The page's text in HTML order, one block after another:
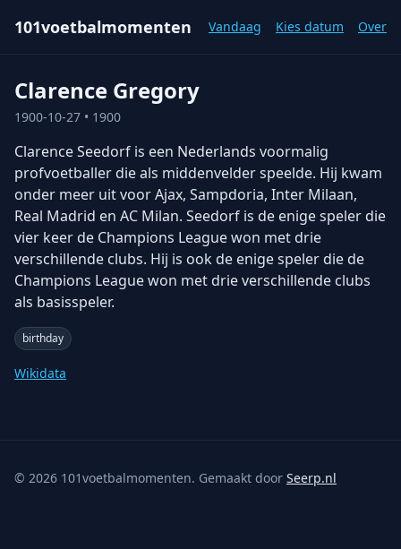
101voetbalmomenten Vandaag Kies datum Over
Clarence Gregory
1900-10-27 • 1900
Clarence Seedorf is een Nederlands voormalig
profvoetballer die als middenvelder speelde. Hij kwam
onder meer uit voor Ajax, Sampdoria, Inter Milaan,
Real Madrid en AC Milan. Seedorf is de enige speler die
vier keer de Champions League won met drie
verschillende clubs. Hij is ook de enige speler die de
Champions League won met drie verschillende clubs
als basisspeler.
birthday
Wikidata
© 2026 101voetbalmomenten. Gemaakt door Seerp.nl